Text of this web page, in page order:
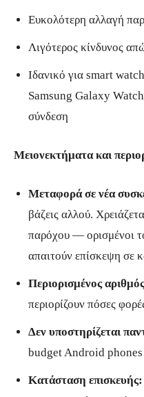
Ευκολότερη αλλαγή
Λιγότερος κίνδυνος
Ιδανικό για smart
Samsung Galaxy
σύνδεση
Μειονεκτήματα και
Μεταφορά σε νέα
βάζεις αλλού.
παρόχου — ορισμένοι
απαιτούν επίσκεψη σε
Περιορισμένος
περιορίζουν πόσες
Δεν υποστηρίζεται
budget Android phones
Κατάσταση επισκευής: